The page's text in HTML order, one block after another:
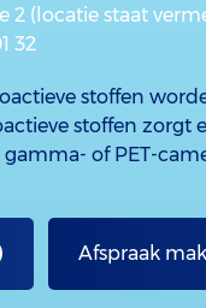
2 (locatie staat
32
stoffen
stoffen
of PET-
Afspraak